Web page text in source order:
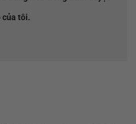
của tôi.